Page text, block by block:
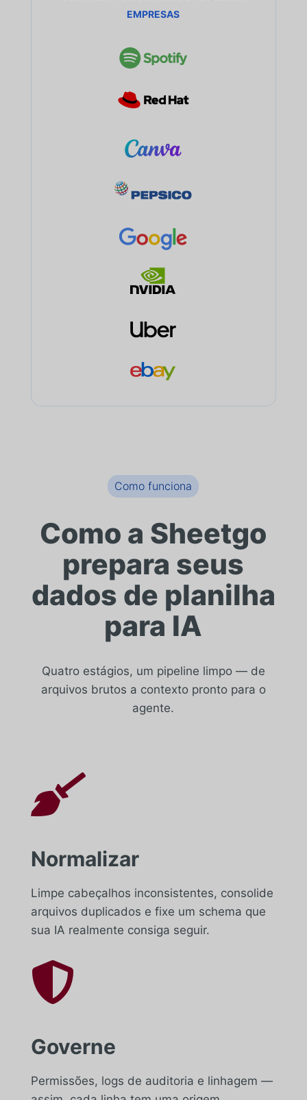
EMPRESAS
Como funciona
Como a Sheetgo
prepara seus
dados de planilha
para IA
Quatro estágios, um pipeline limpo — de
arquivos brutos a contexto pronto para o
agente.

Normalizar
Limpe cabeçalhos inconsistentes, consolide
arquivos duplicados e fixe um schema que
sua IA realmente consiga seguir.

Governe
Permissões, logs de auditoria e linhagem —